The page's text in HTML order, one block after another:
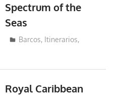
Spectrum of the
Seas
Barcos, Itinerarios,
Royal Caribbean